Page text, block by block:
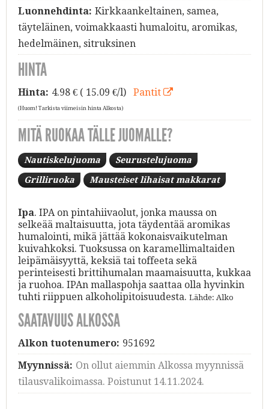
Luonnehdinta: Kirkkaankeltainen, samea,
täyteläinen, voimakkaasti humaloitu, aromikas,
hedelmäinen, sitruksinen
HINTA
Hinta: 4.98€ ( 15.09 €/l) Pantit
(Huom! Tarkista viimeisin hinta Alkosta)
MITÄ RUOKAA TÄLLE JUOMALLE?
Nautiskelujuoma Seurustelujuoma
Grilliruoka Mausteiset lihaisat makkarat
Ipa. IPA on pintahiivaolut, jonka maussa on
selkeää maltaisuutta, jota täydentää aromikas
humalointi, mikä jättää kokonaisvaikutelman
kuivahkoksi. Tuoksussa on karamellimaltaiden
leipämäisyyttä, keksiä tai toffeeta sekä
perinteisesti brittihumalan maamaisuutta, kukkaa
ja ruohoa. IPAn mallaspohja saattaa olla hyvinkin
tuhti riippuen alkoholipitoisuudesta. Lähde: Alko
SAATAVUUS ALKOSSA
Alkon tuotenumero: 951692
Myynnissä: On ollut aiemmin Alkossa myynnissä
tilausvalikoimassa. Poistunut 14.11.2024.